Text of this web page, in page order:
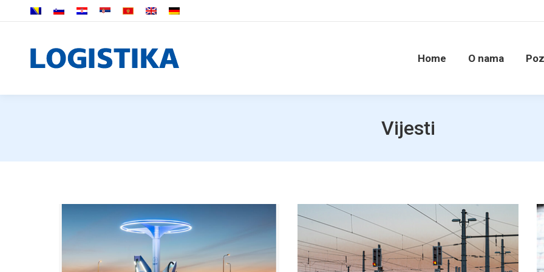
Home O nama
Vijesti